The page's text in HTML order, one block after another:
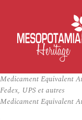
Medicament Equivalent
Fedex, UPS et autres
Medicament Equivalent